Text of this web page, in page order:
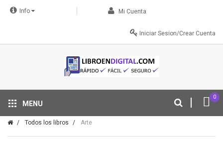
Info Mi Cuenta
Iniciar Sesion/Crear Cuenta
0
MENU
Tu descuento se aplica automáticamente en el carrito
Todos los libros Arte